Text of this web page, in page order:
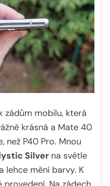
zádům mobilu, která
krásná a Mate 40
než P40 Pro. Mnou
Silver na světle
lehce mění barvy. K